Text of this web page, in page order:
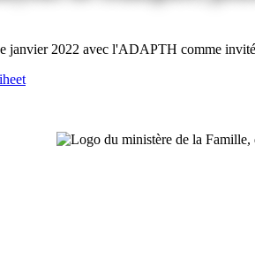
janvier 2022 avec l'ADAPTH comme